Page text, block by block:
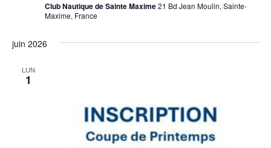
Club Nautique de Sainte Maxime21 Bd Jean Moulin, Sainte-
Maxime, France
juin 2026
LUN
1